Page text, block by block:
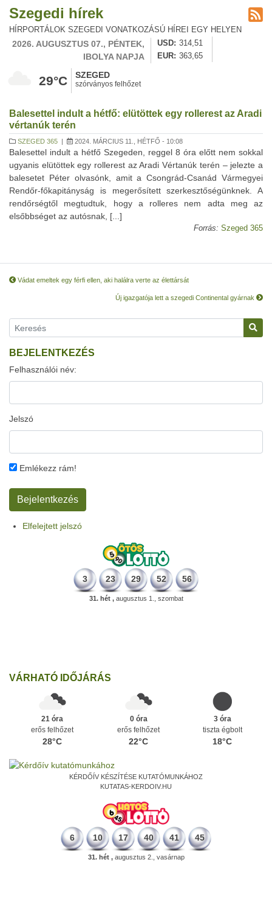
Szegedi hírek
HÍRPORTÁLOK SZEGEDI VONATKOZÁSÚ HÍREI EGY HELYEN
2026. AUGUSZTUS 07., PÉNTEK,
IBOLYA NAPJA
USD
314,51
EUR
363,65
29°C SZEGED
szórványos felhőzet
Balesettel indult a hétfő: elütöttek egy rollerest az Aradi
vértanúk terén
SZEGED 365 | 2024. MÁRCIUS 11., HÉTFŐ - 10:08
Balesettel indult a hétfő Szegeden, reggel 8 óra előtt nem sokkal
ugyanis elütöttek egy rollerest az Aradi Vértanúk terén – jelezte a
balesetet Péter olvasónk, amit a Csongrád-Csanád Vármegyei
Rendőr-főkapitányság is megerősített szerkesztőségünknek. A
rendőrségtől megtudtuk, hogy a rolleres nem adta meg az
elsőbbséget az autósnak, [...]
Forrás: Szeged 365
Vádat emeltek egy férfi ellen, aki halálra verte az élettársát
Új igazgatója lett a szegedi Continental gyárnak
BEJELENTKEZÉS
Felhasználói név:
Jelszó
Emlékezz rám!
Elfelejtett jelszó
3 23 29 52 56
31. hét ,augusztus 1., szombat
VÁRHATÓ IDŐJÁRÁS
21 óra
erős felhőzet
28°C
0 óra
erős felhőzet
22°C
3 óra
tiszta égbolt
18°C
KÉRDŐÍV KÉSZÍTÉSE KUTATÓMUNKÁHOZ
KUTATAS-KERDOIV.HU
6 10 17 40 41 45
31. hét ,augusztus 2., vasárnap